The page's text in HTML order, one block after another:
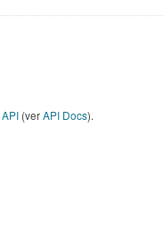
API (verAPI Docs).